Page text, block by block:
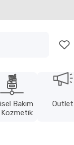
Bakım
Outlet